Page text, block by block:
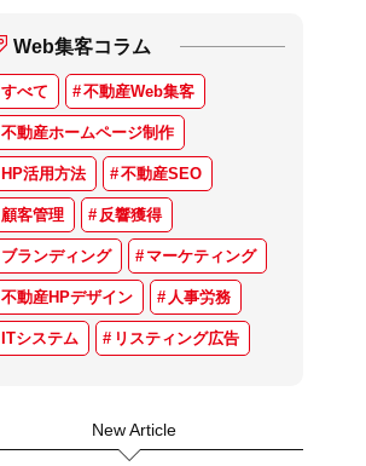
Web集客コラム
すべて 不動産Web集客
不動産ホームページ制作
HP活用方法 不動産SEO
顧客管理 反響獲得
ブランディング マーケティング
不動産HPデザイン 人事労務
ITシステム リスティング広告
New Article